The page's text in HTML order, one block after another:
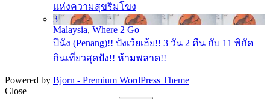
แห่งความสุขริมโขง
3
Malaysia, Where 2 Go
ปีนัง (Penang)!! ปังเว้ยเฮ้ย!! 3 วัน 2 คืน กับ 11 พิกัด
กินเที่ยวสุดปัง!! ห้ามพลาด!!
Powered by Bjorn - Premium WordPress Theme
Close